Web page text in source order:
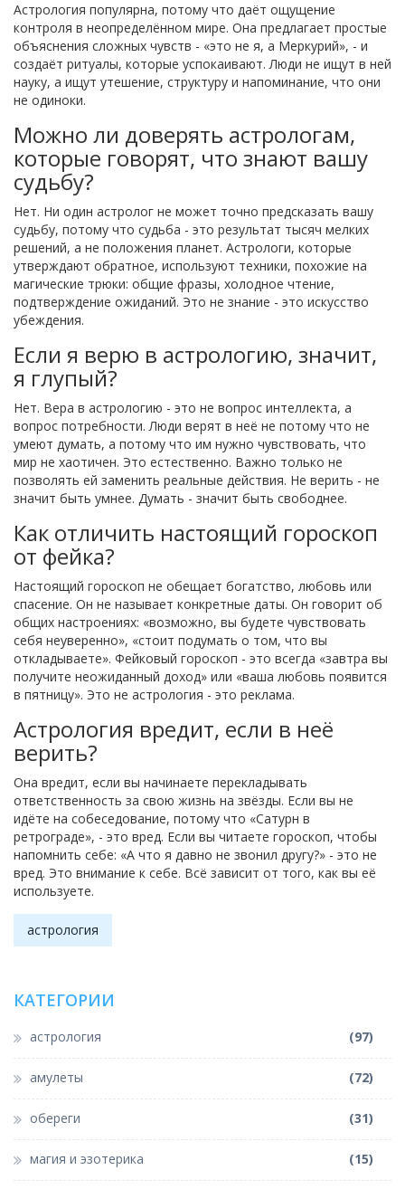
Астрология популярна, потому что даёт ощущение
контроля в неопределённом мире. Она предлагает простые
объяснения сложных чувств - «это не я, а Меркурий», - и
создаёт ритуалы, которые успокаивают. Люди не ищут в ней
науку, а ищут утешение, структуру и напоминание, что они
не одиноки.
Можно ли доверять астрологам,
которые говорят, что знают вашу
судьбу?
Нет. Ни один астролог не может точно предсказать вашу
судьбу, потому что судьба - это результат тысяч мелких
решений, а не положения планет. Астрологи, которые
утверждают обратное, используют техники, похожие на
магические трюки: общие фразы, холодное чтение,
подтверждение ожиданий. Это не знание - это искусство
убеждения.
Если я верю в астрологию, значит,
я глупый?
Нет. Вера в астрологию - это не вопрос интеллекта, а
вопрос потребности. Люди верят в неё не потому что не
умеют думать, а потому что им нужно чувствовать, что
мир не хаотичен. Это естественно. Важно только не
позволять ей заменить реальные действия. Не верить - не
значит быть умнее. Думать - значит быть свободнее.
Как отличить настоящий гороскоп
от фейка?
Настоящий гороскоп не обещает богатство, любовь или
спасение. Он не называет конкретные даты. Он говорит об
общих настроениях: «возможно, вы будете чувствовать
себя неуверенно», «стоит подумать о том, что вы
откладываете». Фейковый гороскоп - это всегда «завтра вы
получите неожиданный доход» или «ваша любовь появится
в пятницу». Это не астрология - это реклама.
Астрология вредит, если в неё
верить?
Она вредит, если вы начинаете перекладывать
ответственность за свою жизнь на звёзды. Если вы не
идёте на собеседование, потому что «Сатурн в
ретрограде», - это вред. Если вы читаете гороскоп, чтобы
напомнить себе: «А что я давно не звонил другу?» - это не
вред. Это внимание к себе. Всё зависит от того, как вы её
используете.
астрология
КАТЕГОРИИ
астрология (97)
амулеты (72)
обереги (31)
магия и эзотерика (15)